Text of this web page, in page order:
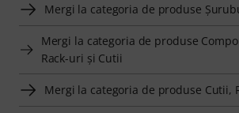
Mergi la categoria de produse
Mergi la categoria de produse
Rack-uri şi Cutii
Mergi la categoria de produse Cutii,